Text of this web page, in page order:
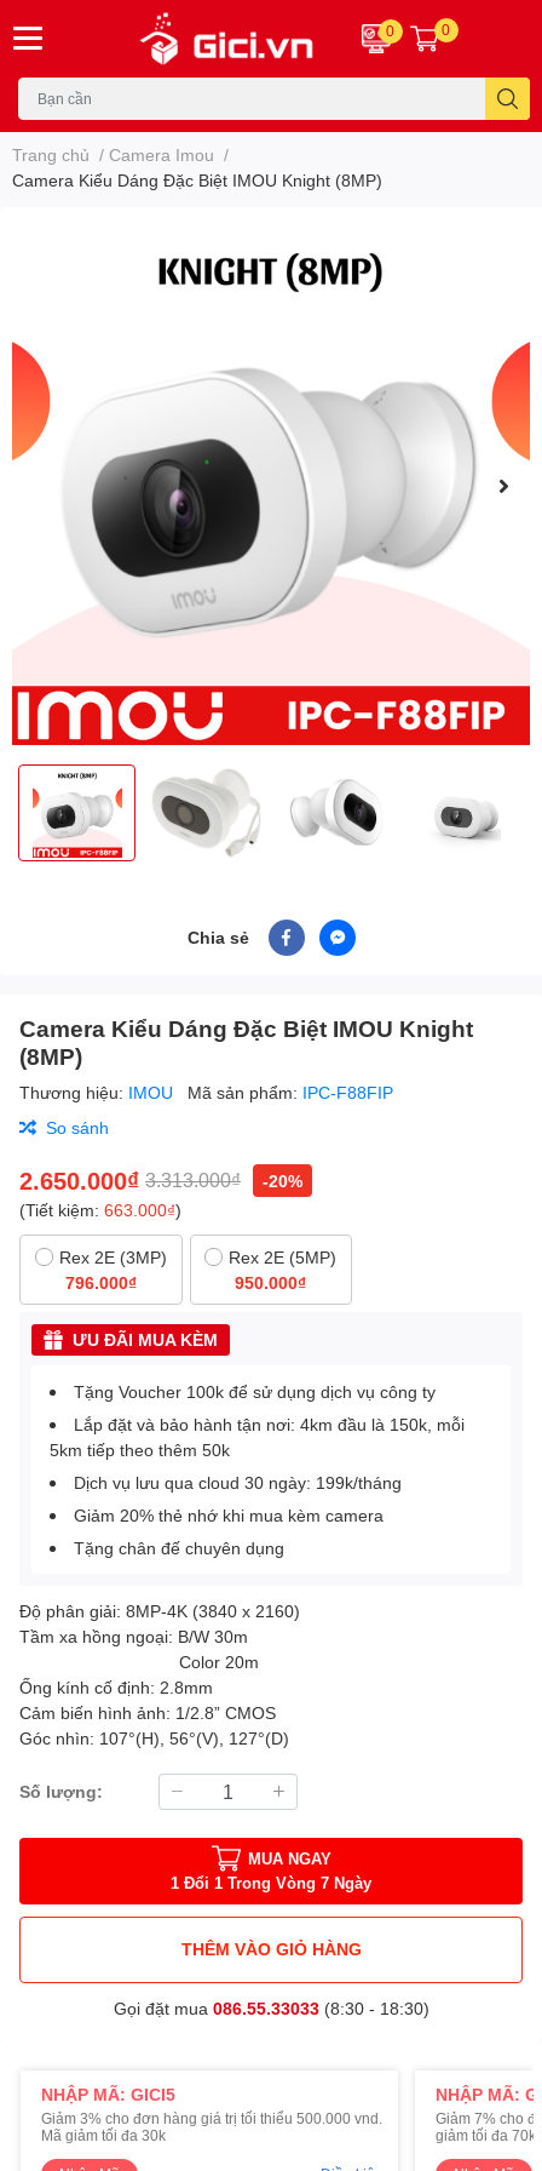
0 0
Trang chủ / Camera Imou /
Camera Kiểu Dáng Đặc Biệt IMOU Knight (8MP)
Chia sẻ
Camera Kiểu Dáng Đặc Biệt IMOU Knight
(8MP)
Thương hiệu: IMOU Mã sản phẩm: IPC-F88FIP
So sánh
2.650.000₫ 3.313.000₫
-20%
(Tiết kiệm: 663.000₫)
Rex 2E (3MP)
796.000₫
Rex 2E (5MP)
950.000₫
ƯU ĐÃI MUA KÈM
Tặng Voucher 100k để sử dụng dịch vụ công ty
Lắp đặt và bảo hành tận nơi: 4km đầu là 150k, mỗi
5km tiếp theo thêm 50k
Dịch vụ lưu qua cloud 30 ngày: 199k/tháng
Giảm 20% thẻ nhớ khi mua kèm camera
Tặng chân đế chuyên dụng
Độ phân giải: 8MP-4K (3840 x 2160)
Tầm xa hồng ngoại: B/W 30m
Color 20m
Ống kính cố định: 2.8mm
Cảm biến hình ảnh: 1/2.8” CMOS
Góc nhìn: 107°(H), 56°(V), 127°(D)
Số lượng:
MUA NGAY
1 Đổi 1 Trong Vòng 7 Ngày
THÊM VÀO GIỎ HÀNG
Gọi đặt mua 086.55.33033(8:30 - 18:30)
NHẬP MÃ: GICI5
Giảm 3% cho đơn hàng giá trị tối thiểu 500.000 vnd.
Mã giảm tối đa 30k
NHẬP MÃ:
Giảm 7% cho
giảm tối đa 70k